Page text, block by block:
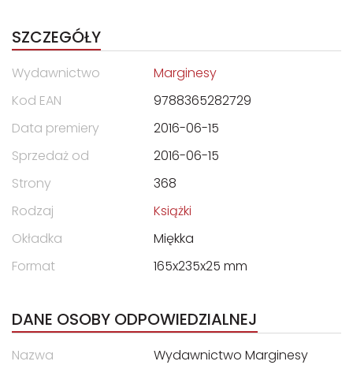
SZCZEGÓŁY
Wydawnictwo
Marginesy
Kod EAN
9788365282729
Data premiery
2016-06-15
Sprzedaż od
2016-06-15
Strony
368
Rodzaj
Książki
Okładka
Miękka
Format
165x235x25 mm
DANE OSOBY ODPOWIEDZIALNEJ
Nazwa
Wydawnictwo Marginesy